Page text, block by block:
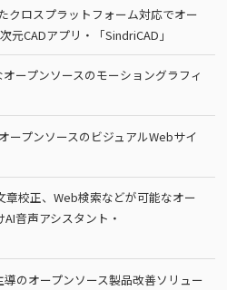
クロスプラットフォーム対応でオー
元CADアプリ・「SindriCAD」
ープンソースのモーショングラフィ
ープンソースのビジュアルWebサイ
校正、Web検索などが可能なオー
音声アシスタント・
のオープンソース製品改善ソリュー